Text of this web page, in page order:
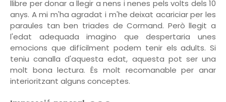
llibre per donar a llegir a nens i nenes pels volts dels 10
anys. A mi m'ha agradat i m'he deixat acariciar per les
paraules tan ben triades de Cormand. Però llegit a
l'edat adequada imagino que despertaria unes
emocions que difícilment podem tenir els adults. Si
teniu canalla d'aquesta edat, aquesta pot ser una
molt bona lectura. És molt recomanable per anar
interioritzant alguns conceptes.